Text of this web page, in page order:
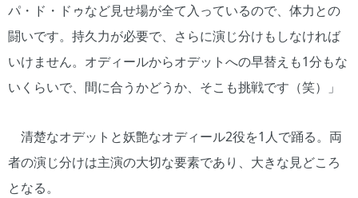
パ・ド・ドゥなど見せ場が全て入っているので、体力との
闘いです。持久力が必要で、さらに演じ分けもしなければ
いけません。オディールからオデットへの早替えも1分もな
いくらいで、間に合うかどうか、そこも挑戦です（笑）」
清楚なオデットと妖艶なオディール2役を1人で踊る。両
者の演じ分けは主演の大切な要素であり、大きな見どころ
となる。